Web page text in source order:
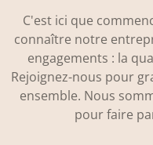
C'est ici que
connaître notre
engagements : la
Rejoignez-nous pour
ensemble. Nous
pour faire